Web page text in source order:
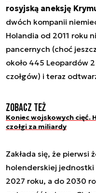
rosyjską aneksję
dwóch kompanii
Holandia od 2011 roku
pancernych (choć
około 445 Leopardów
czołgów) i teraz
Zobacz też
Koniec wojskowych cięć.
czołgi za miliardy
Zakłada się, że pierwsi
holenderskiej jednostki
2027 roku, a do 2030